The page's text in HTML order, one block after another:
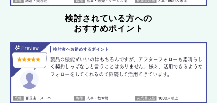
検討されている方への
おすすめポイント